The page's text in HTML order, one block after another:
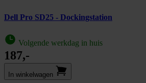
Dell Pro SD25 - Dockingstation
Volgende werkdag in huis
187,-
In winkel­wagen